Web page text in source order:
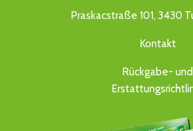
Praskacstraße 101, 3430
Kontakt
Rückgabe- und